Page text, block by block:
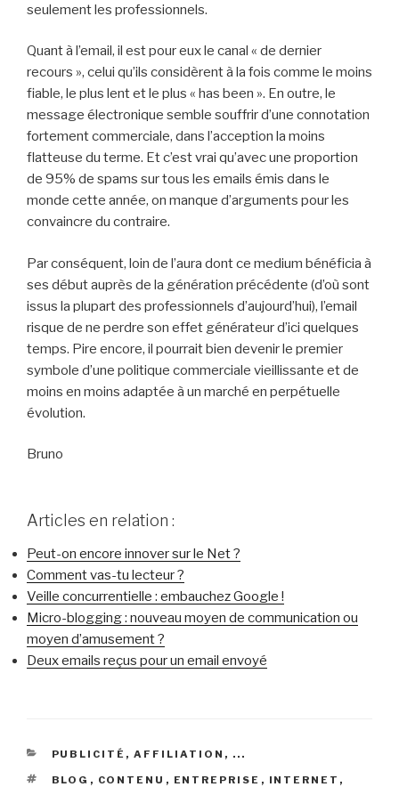
seulement les professionnels.
Quant à l’email, il est pour eux le canal « de dernier
recours », celui qu’ils considèrent à la fois comme le moins
fiable, le plus lent et le plus « has been ». En outre, le
message électronique semble souffrir d’une connotation
fortement commerciale, dans l’acception la moins
flatteuse du terme. Et c’est vrai qu’avec une proportion
de 95% de spams sur tous les emails émis dans le
monde cette année, on manque d’arguments pour les
convaincre du contraire.
Par conséquent, loin de l’aura dont ce medium bénéficia à
ses début auprès de la génération précédente (d’où sont
issus la plupart des professionnels d’aujourd’hui), l’email
risque de ne perdre son effet générateur d’ici quelques
temps. Pire encore, il pourrait bien devenir le premier
symbole d’une politique commerciale vieillissante et de
moins en moins adaptée à un marché en perpétuelle
évolution.
Bruno
Articles en relation :
Peut-on encore innover sur le Net ?
Comment vas-tu lecteur ?
Veille concurrentielle : embauchez Google !
Micro-blogging : nouveau moyen de communication ou
moyen d’amusement ?
Deux emails reçus pour un email envoyé
CATÉGORIES
PUBLICITÉ, AFFILIATION, ...
ÉTIQUETTES
BLOG , CONTENU , ENTREPRISE , INTERNET ,